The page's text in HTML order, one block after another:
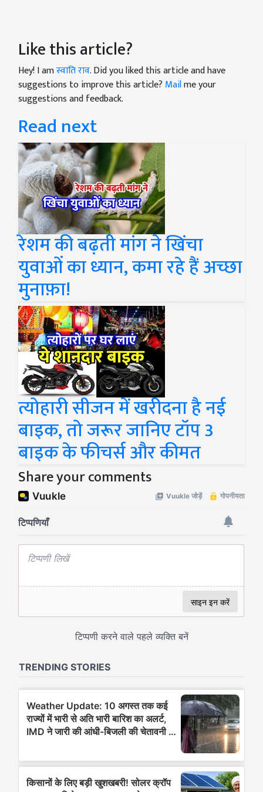
Like this article?
Hey! I amस्वाति राव. Did you liked this article and have
suggestions to improve this article? Mailme your
suggestions and feedback.
Read next
रेशम की बढ़ती मांग ने खिंचा
युवाओं का ध्यान, कमा रहे हैं अच्छा
मुनाफ़ा!
त्योहारी सीजन में खरीदना है नई
बाइक, तो जरूर जानिए टॉप 3
बाइक के फीचर्स और कीमत
Share your comments